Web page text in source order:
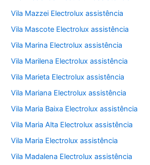
Vila Mazzei Electrolux assistência
Vila Mascote Electrolux assistência
Vila Marina Electrolux assistência
Vila Marilena Electrolux assistência
Vila Marieta Electrolux assistência
Vila Mariana Electrolux assistência
Vila Maria Baixa Electrolux assistência
Vila Maria Alta Electrolux assistência
Vila Maria Electrolux assistência
Vila Madalena Electrolux assistência